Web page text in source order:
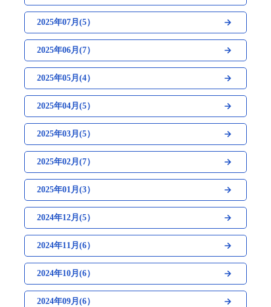
2025年07月(5）
2025年06月(7）
2025年05月(4）
2025年04月(5）
2025年03月(5）
2025年02月(7）
2025年01月(3）
2024年12月(5）
2024年11月(6）
2024年10月(6）
2024年09月(6）